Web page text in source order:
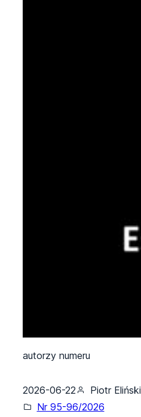
autorzy numeru
2026-06-22 Piotr Eliński
Nr 95-96/2026